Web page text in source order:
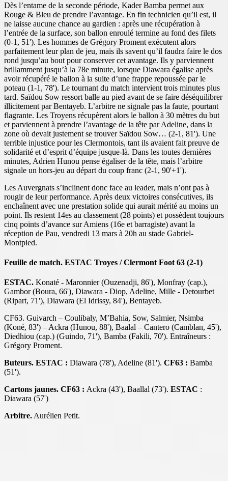
Dès l’entame de la seconde période, Kader Bamba permet aux
Rouge & Bleu de prendre l’avantage. En fin technicien qu’il est, il
ne laisse aucune chance au gardien : après une récupération à
l’entrée de la surface, son ballon enroulé termine au fond des filets
(0-1, 51'). Les hommes de Grégory Proment exécutent alors
parfaitement leur plan de jeu, mais ils savent qu’il faudra faire le dos
rond jusqu’au bout pour conserver cet avantage. Ils y parviennent
brillamment jusqu’à la 78e minute, lorsque Diawara égalise après
avoir récupéré le ballon à la suite d’une frappe repoussée par le
poteau (1-1, 78'). Le tournant du match intervient trois minutes plus
tard. Saïdou Sow ressort balle au pied avant de se faire déséquilibrer
illicitement par Bentayeb. L’arbitre ne signale pas la faute, pourtant
flagrante. Les Troyens récupèrent alors le ballon à 30 mètres du but
et parviennent à prendre l’avantage de la tête par Adeline, dans la
zone où devait justement se trouver Saïdou Sow… (2-1, 81'). Une
terrible injustice pour les Clermontois, tant ils avaient fait preuve de
solidarité et d’esprit d’équipe jusque-là. Dans les toutes dernières
minutes, Adrien Hunou pense égaliser de la tête, mais l’arbitre
signale un hors-jeu au départ du coup franc (2-1, 90'+1').
Les Auvergnats s’inclinent donc face au leader, mais n’ont pas à
rougir de leur performance. Après deux victoires consécutives, ils
enchaînent avec une prestation solide qui aurait mérité au moins un
point. Ils restent 14es au classement (28 points) et possèdent toujours
cinq points d’avance sur Amiens (16e et barragiste) avant la
réception de Pau, vendredi 13 mars à 20h au stade Gabriel-
Montpied.
Feuille de match. ESTAC Troyes / Clermont Foot 63 (2-1)
ESTAC. Konaté - Maronnier (Ouzenadji, 86'), Monfray (cap.),
Gambor (Boura, 66'), Diawara - Diop, Adeline, Mille - Detourbet
(Ripart, 71'), Diawara (El Idrissy, 84'), Bentayeb.
CF63. Guivarch – Coulibaly, M’Bahia, Sow, Salmier, Nsimba
(Koné, 83') – Ackra (Hunou, 88'), Baalal – Cantero (Camblan, 45'),
Diedhiou (cap.) (Guindo, 71'), Bamba (Fakili, 70'). Entraîneurs :
Grégory Proment.
Buteurs. ESTAC : Diawara (78'), Adeline (81'). CF63 : Bamba
(51').
Cartons jaunes. CF63 : Ackra (43'), Baallal (73'). ESTAC :
Diawara (57')
Arbitre.Aurélien Petit.